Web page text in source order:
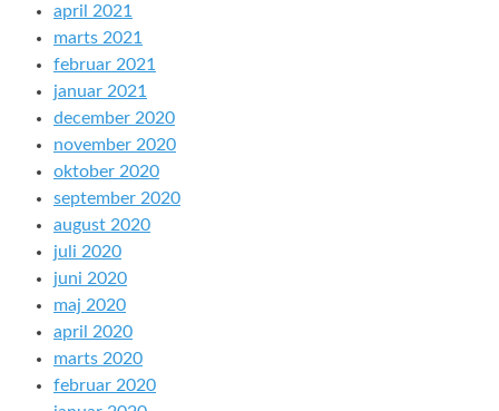
april 2021
marts 2021
februar 2021
januar 2021
december 2020
november 2020
oktober 2020
september 2020
august 2020
juli 2020
juni 2020
maj 2020
april 2020
marts 2020
februar 2020